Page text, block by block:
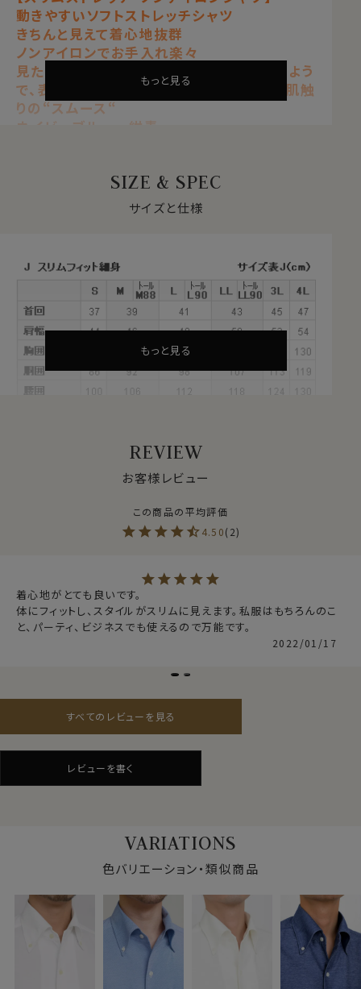
動きやすいソフトストレッチシャツ
きちんと見えて着心地抜群
ノンアイロンでお手入れ楽々
見た目はワイシャツの定番生地ブロードのよう
で、表も裏も凸凹感の無い非常に滑らかな肌触
りの“スムース“
ネイビーブルー 紺青
【 綿100％・80番手双糸 】
【 ニット・スムース 】
【 長袖 】
●ソフト＆ストレッチでノンストレス
サラッとした肌ざわりと柔らかな着心地。
ナチュラルなストレッチが、動きやすい。
見た目はきちんと見えてスマート、だけど着心地は楽でリ
ラックス。
オールシーズン快適なストレスフリーのシャツ。
●高級スーピマ綿＝CORCORAN（コーコラン）
繊維の長さが通常より長い綿（詳しくは繊維の長さが
28.6mm以上の原綿）を超長綿といいます。
その中の1種類がアメリカ南西部が産地のスーピマ綿で
す。
このシャツにはスーピマ綿の中でより厳選された高級ス
ーピマ綿＝CORCORAN（コーコラン）のみを使用して、
を使用しています。
今回はスムース編みの32ゲージジャージーコットンをチ
ョイスしました。
いてソフト感・光沢感・伸縮性に優れたニット生地に仕上
見た目はワイシャツの定番生地ブロードのようで、表も裏
も凸凹感の無い非常に滑らかな肌触りの“スムース“で
●ノーアイロンで、お手入れ楽
素材として形態安定性が抜群です。
洗濯終了後は、すぐに洗濯機から取り出してしわを伸ば
もっと見る
SIZE & SPEC
サイズと仕様
プレミアムコットン＝スーピマ綿
icotoni di Albini＝
アルビニアイコットー二社紡績
素材名
ジャージーコットン（32Gスムース）
イタリアンカラー（ワンピースカラー）
ボタンダウン
もっと見る
REVIEW
お客様レビュー
4.50 2
2022/01/17
着心地がとても良いです。
体にフィットし、スタイルがスリムに見えます。私服はもちろんのこ
と、パーティ、ビジネスでも使えるので万能です。
すべてのレビューを見る
レビューを書く
VARIATIONS
色バリエーション・類似商品